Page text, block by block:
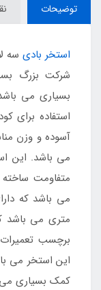
توضیحات
استخر بادی سه
شرکت بزرگ
بسیاری می
آسوده و وزن
می باشد. این
متفاومت
برچسب تعمیرات
این استخر می
کمک بسیاری